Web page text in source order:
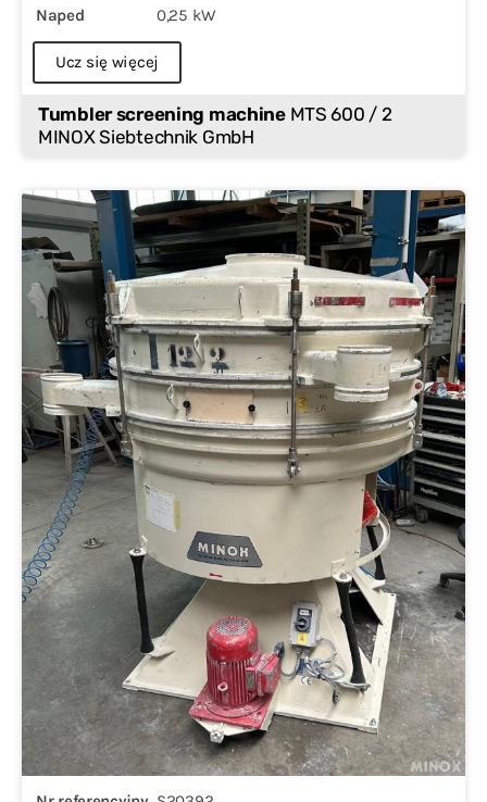
Naped
0,25 kW
Ucz się więcej
Tumbler screening machineMTS 600 / 2
MINOX Siebtechnik GmbH